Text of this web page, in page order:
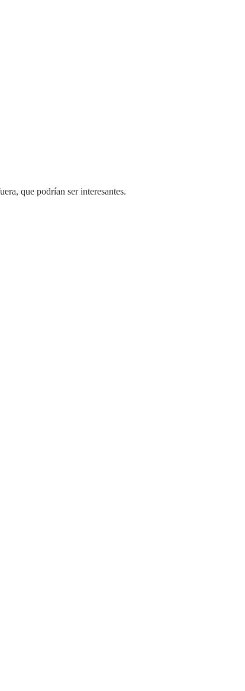
que podrían ser interesantes.